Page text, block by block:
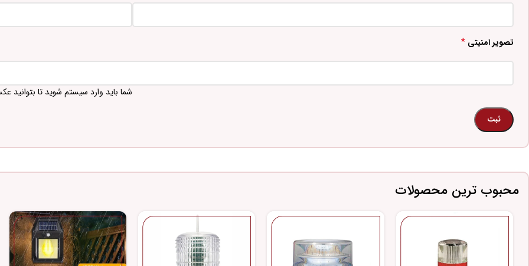
تصویر امنیتی *
شما باید وارد سیستم شوید تا بتوانید
محبوب ترین محصولات